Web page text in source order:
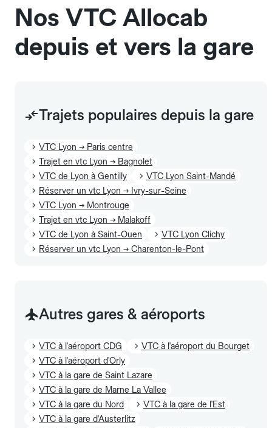
Le prix de la course ne change pas selon le
nombre de bagages. Si vous avez des bagages
volumineux ou atypiques (poussette, matériel de
sport…), pensez à le préciser dans le champ
Nos VTC Allocab
depuis et vers la gare
Trajets populaires depuis la gare
VTC Lyon → Paris centre
Trajet en vtc Lyon → Bagnolet
VTC de Lyon à Gentilly
VTC Lyon Saint-Mandé
Réserver un vtc Lyon → Ivry-sur-Seine
VTC Lyon → Montrouge
Trajet en vtc Lyon → Malakoff
VTC de Lyon à Saint-Ouen
VTC Lyon Clichy
Réserver un vtc Lyon → Charenton-le-Pont
Autres gares & aéroports
VTC à l'aéroport CDG
VTC à l'aéroport du Bourget
VTC à l'aéroport d'Orly
VTC à la gare de Saint Lazare
VTC à la gare de Marne La Vallee
VTC à la gare du Nord
VTC à la gare de l'Est
VTC à la gare d'Austerlitz